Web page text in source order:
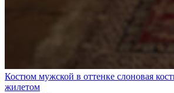
Костюм мужской в оттенке слоновая
жилетом